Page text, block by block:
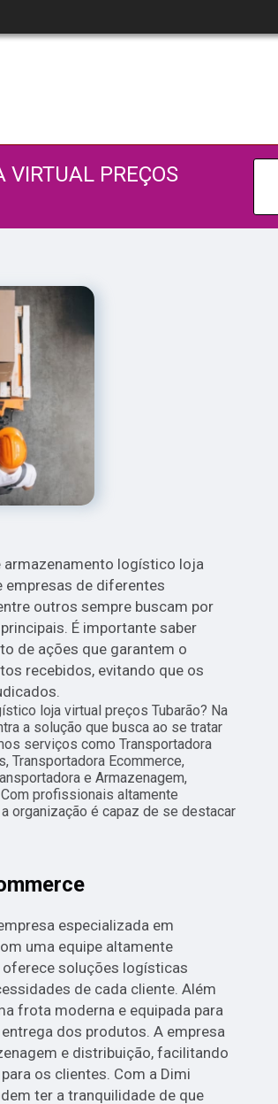
PREÇOS
armazenamento logístico loja
empresas de diferentes
outros sempre buscam por
É importante saber
de ações que garantem o
recebidos, evitando que os
loja virtual preços Tubarão? Na
a solução que busca ao se tratar
serviços como Transportadora
Transportadora Ecommerce,
e Armazenagem,
profissionais altamente
organização é capaz de se destacar
especializada em
uma equipe altamente
oferece soluções logísticas
de cada cliente. Além
frota moderna e equipada para
dos produtos. A empresa
e distribuição, facilitando
os clientes. Com a Dimi
ter a tranquilidade de que